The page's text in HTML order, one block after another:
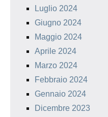
Luglio 2024
Giugno 2024
Maggio 2024
Aprile 2024
Marzo 2024
Febbraio 2024
Gennaio 2024
Dicembre 2023